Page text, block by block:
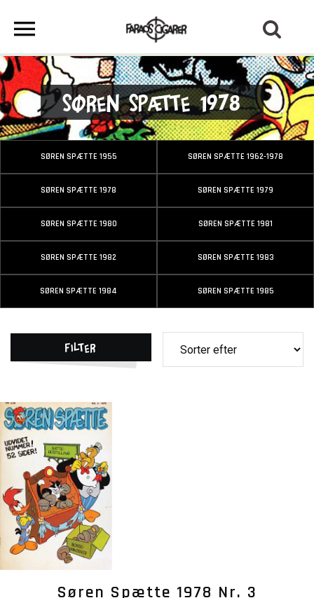
Søren Spætte 1978
SØREN SPÆTTE 1955 SØREN SPÆTTE 1962-1978
SØREN SPÆTTE 1978 SØREN SPÆTTE 1979
SØREN SPÆTTE 1980 SØREN SPÆTTE 1981
SØREN SPÆTTE 1982 SØREN SPÆTTE 1983
SØREN SPÆTTE 1984 SØREN SPÆTTE 1985
Filter
Søren Spætte 1978 Nr. 3